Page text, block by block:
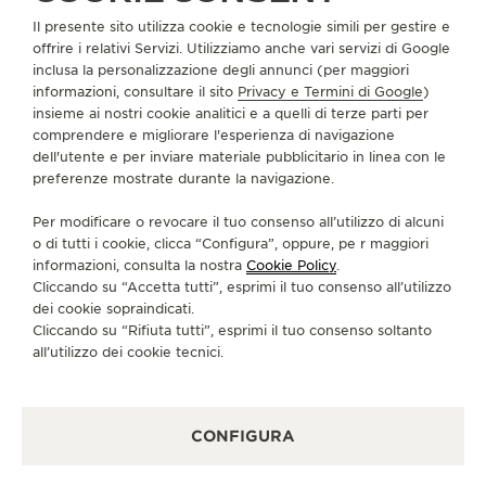
VAI ALLA PAGINA INSTAGRAM DI JAEGER-
VAI ALLA PAGINA LINKEDIN DI JAEGER-
VAI ALLA PAGINA FACEBOOK DI
VAI ALLA PAGINA YOUTUBE
VAI ALLA PAGINA
VAI ALLA PAGINA
ISCRIVERSI ALLA NEWSLETTER
INFORMAZIONI SU DI NOI
SERVIZI
CONTATTI
Il presente sito utilizza cookie e tecnologie simili per gestire e
offrire i relativi Servizi. Utilizziamo anche vari servizi di Google
inclusa la personalizzazione degli annunci (per maggiori
informazioni, consultare il sito Privacy e Termini di Google)
insieme ai nostri cookie analitici e a quelli di terze parti per
comprendere e migliorare l'esperienza di navigazione
dell'utente e per inviare materiale pubblicitario in linea con le
preferenze mostrate durante la navigazione.
Per modificare o revocare il tuo consenso all’utilizzo di alcuni
o di tutti i cookie, clicca “Configura”, oppure, pe r maggiori
informazioni, consulta la nostra Cookie Policy.
Cliccando su “Accetta tutti”, esprimi il tuo consenso all’utilizzo
dei cookie sopraindicati.
Cliccando su “Rifiuta tutti”, esprimi il tuo consenso soltanto
all’utilizzo dei cookie tecnici.
CONFIGURA